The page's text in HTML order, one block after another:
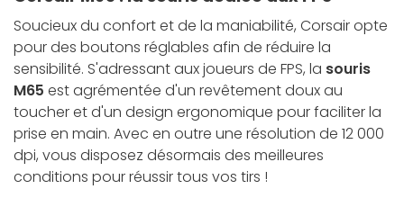
Soucieux du confort et de la maniabilité, Corsair opte
pour des boutons réglables afin de réduire la
sensibilité. S'adressant aux joueurs de FPS, la souris
M65 est agrémentée d'un revêtement doux au
toucher et d'un design ergonomique pour faciliter la
prise en main. Avec en outre une résolution de 12 000
dpi, vous disposez désormais des meilleures
conditions pour réussir tous vos tirs !